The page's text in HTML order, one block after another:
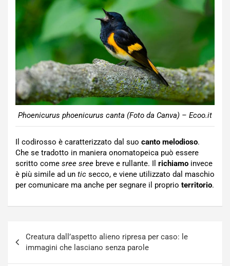
Phoenicurus phoenicurus canta (Foto da Canva) – Ecoo.it
Il codirosso è caratterizzato dal suo canto melodioso.
Che se tradotto in maniera onomatopeica può essere
scritto come sree sree breve e rullante. Il richiamo invece
è più simile ad un tic secco, e viene utilizzato dal maschio
per comunicare ma anche per segnare il proprio territorio.
articoli
Creatura dall’aspetto alieno ripresa per caso: le
immagini che lasciano senza parole